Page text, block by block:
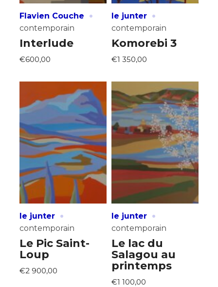
Adresse email*
Nom
Prénom
Statut / Organisation
J'accepte les termes et conditions
* Champ obligatoire
Adresse email*
Nom
Prénom
Flavien Couche ·
contemporain
Interlude
€600,00
le junter ·
contemporain
Komorebi 3
€1 350,00
le junter ·
contemporain
Le Pic Saint-
Loup
€2 900,00
le junter ·
contemporain
Le lac du
Salagou au
printemps
€1 100,00